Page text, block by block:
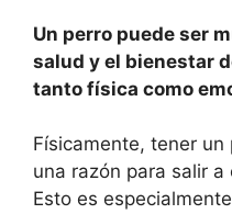
Un perro puede ser
salud y el bienestar
tanto física como
Físicamente, tener
una razón para salir
Esto es